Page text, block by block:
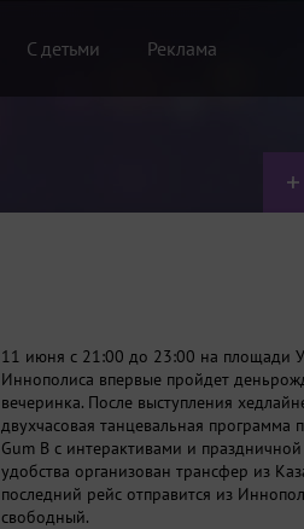
С детьми Реклама
11 июня с 21:00 до 23:00 на площади
Иннополиса впервые пройдет
вечеринка. После выступления
двухчасовая танцевальная программа
Gum B с интерактивами и
удобства организован трансфер из
последний рейс отправится из
свободный.